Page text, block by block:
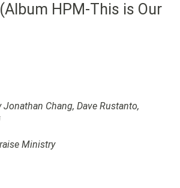
HPM-This is Our
Chang, Dave Rustanto,
Ministry